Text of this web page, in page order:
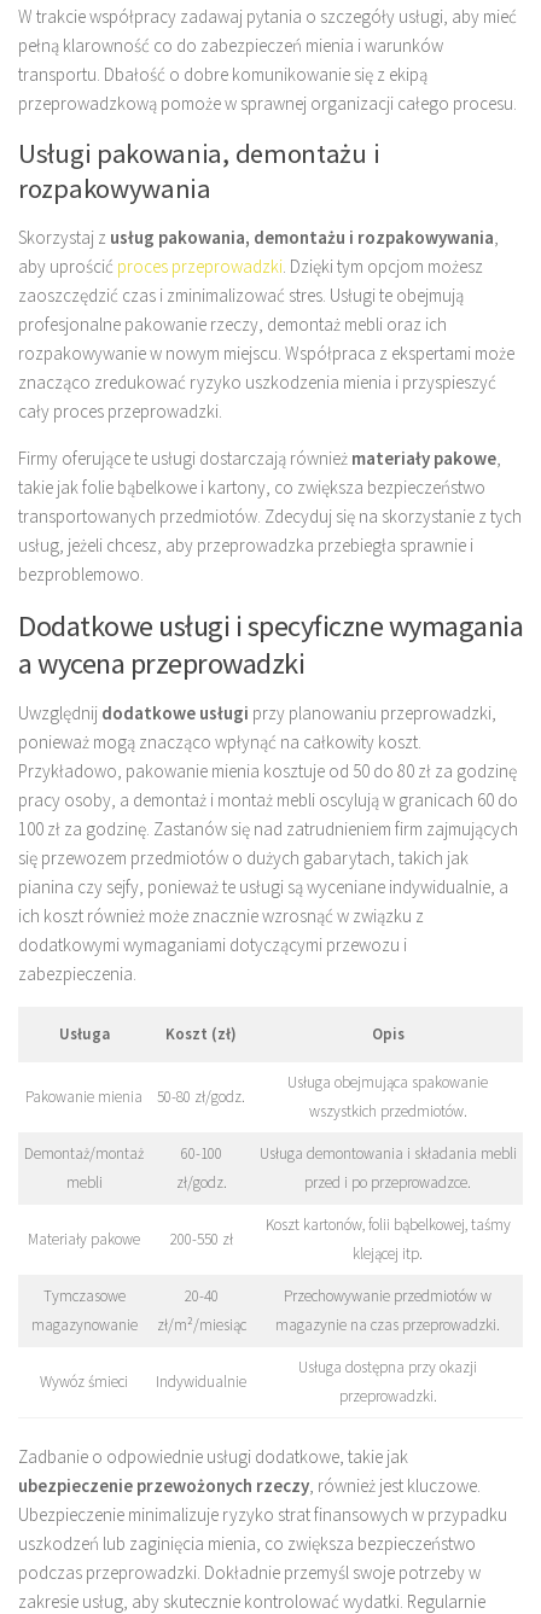
W trakcie współpracy zadawaj pytania o szczegóły usługi, aby mieć
pełną klarowność co do zabezpieczeń mienia i warunków
transportu. Dbałość o dobre komunikowanie się z ekipą
przeprowadzkową pomoże w sprawnej organizacji całego procesu.
Usługi pakowania, demontażu i
rozpakowywania
Skorzystaj z usług pakowania, demontażu i rozpakowywania,
aby uprościć proces przeprowadzki. Dzięki tym opcjom możesz
zaoszczędzić czas i zminimalizować stres. Usługi te obejmują
profesjonalne pakowanie rzeczy, demontaż mebli oraz ich
rozpakowywanie w nowym miejscu. Współpraca z ekspertami może
znacząco zredukować ryzyko uszkodzenia mienia i przyspieszyć
cały proces przeprowadzki.
Firmy oferujące te usługi dostarczają również materiały pakowe,
takie jak folie bąbelkowe i kartony, co zwiększa bezpieczeństwo
transportowanych przedmiotów. Zdecyduj się na skorzystanie z tych
usług, jeżeli chcesz, aby przeprowadzka przebiegła sprawnie i
bezproblemowo.
Dodatkowe usługi i specyficzne wymagania
a wycena przeprowadzki
Uwzględnij dodatkowe usługi przy planowaniu przeprowadzki,
ponieważ mogą znacząco wpłynąć na całkowity koszt.
Przykładowo, pakowanie mienia kosztuje od 50 do 80 zł za godzinę
pracy osoby, a demontaż i montaż mebli oscylują w granicach 60 do
100 zł za godzinę. Zastanów się nad zatrudnieniem firm zajmujących
się przewozem przedmiotów o dużych gabarytach, takich jak
pianina czy sejfy, ponieważ te usługi są wyceniane indywidualnie, a
ich koszt również może znacznie wzrosnąć w związku z
dodatkowymi wymaganiami dotyczącymi przewozu i
zabezpieczenia.
Usługa Koszt (zł) Opis
Pakowanie mienia 50-80 zł/godz.
Usługa obejmująca spakowanie
wszystkich przedmiotów.
Demontaż/montaż
mebli
60-100
zł/godz.
Usługa demontowania i składania mebli
przed i po przeprowadzce.
Materiały pakowe 200-550 zł
Koszt kartonów, folii bąbelkowej, taśmy
klejącej itp.
Tymczasowe
magazynowanie
20-40
zł/m²/miesiąc
Przechowywanie przedmiotów w
magazynie na czas przeprowadzki.
Wywóz śmieci Indywidualnie
Usługa dostępna przy okazji
przeprowadzki.
Zadbanie o odpowiednie usługi dodatkowe, takie jak
ubezpieczenie przewożonych rzeczy, również jest kluczowe.
Ubezpieczenie minimalizuje ryzyko strat finansowych w przypadku
uszkodzeń lub zaginięcia mienia, co zwiększa bezpieczeństwo
podczas przeprowadzki. Dokładnie przemyśl swoje potrzeby w
zakresie usług, aby skutecznie kontrolować wydatki. Regularnie